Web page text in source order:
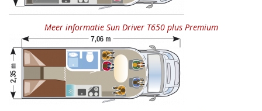
Meer informatie Sun Driver T650 plus Premium